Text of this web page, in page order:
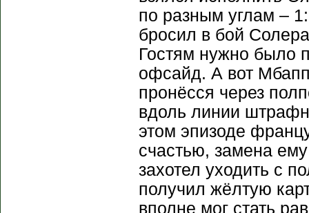
по разным углам –
бросил в бой
Гостям нужно было
офсайд. А вот
пронёсся через
вдоль линии
этом эпизоде
счастью, замена
захотел уходить с
получил жёлтую
вполне мог стать